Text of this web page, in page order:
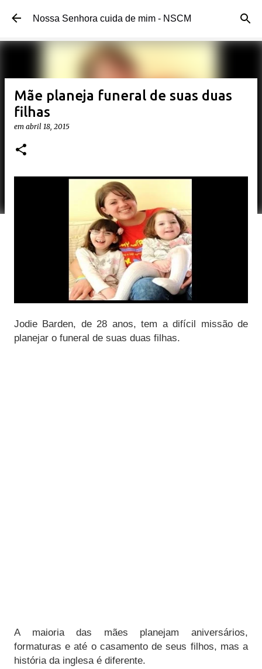
Pular para o conteúdo principal
Nossa Senhora cuida de mim - NSCM
Mãe planeja funeral de suas duas
filhas
em abril 18, 2015
Jodie Barden, de 28 anos, tem a difícil missão de
planejar o funeral de suas duas filhas.
A maioria das mães planejam aniversários,
formaturas e até o casamento de seus filhos, mas a
história da inglesa é diferente.